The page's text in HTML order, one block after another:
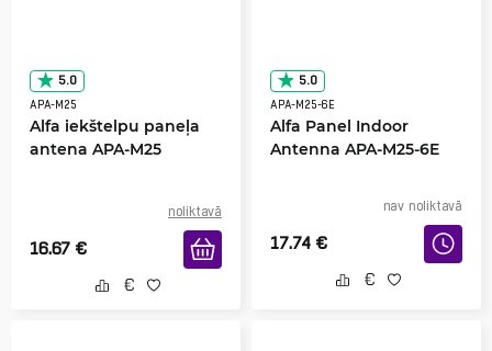
5.0
APA-M25
Alfa iekštelpu paneļa
antena APA-M25
noliktavā
16.67 €
5.0
APA-M25-6E
Alfa Panel Indoor
Antenna APA-M25-6E
nav noliktavā
17.74 €